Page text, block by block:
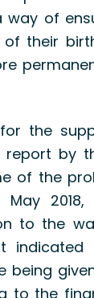
way of
their
the
by
of the
to the
to the